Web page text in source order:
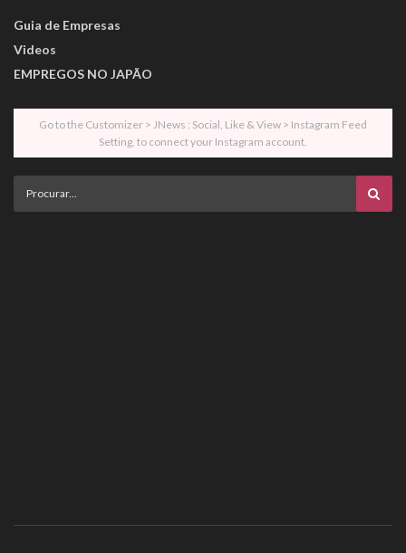
Guia de Empresas
Videos
EMPREGOS NO JAPÃO
Go to the Customizer > JNews : Social, Like & View > Instagram Feed
Setting, to connect your Instagram account.